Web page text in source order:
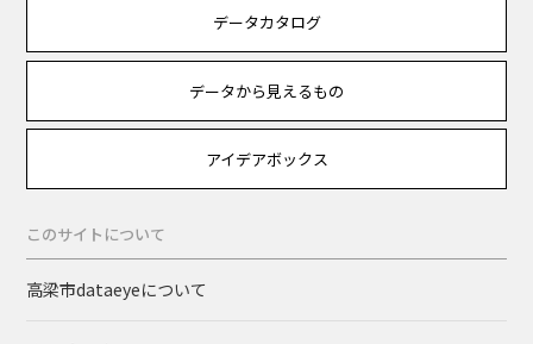
データカタログ
データから見えるもの
アイデアボックス
このサイトについて
高梁市dataeyeについて